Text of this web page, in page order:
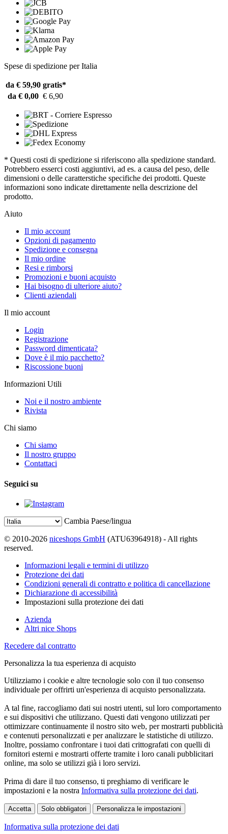
Spese di spedizione per Italia
da € 59,90 gratis*
da € 0,00 € 6,90
* Questi costi di spedizione si riferiscono alla spedizione standard.
Potrebbero esserci costi aggiuntivi, ad es. a causa del peso, delle
dimensioni o delle caratterstiche specifiche dei prodotti. Queste
informazioni sono indicate direttamente nella descrizione del
prodotto.
Aiuto
Il mio account
Opzioni di pagamento
Spedizione e consegna
Il mio ordine
Resi e rimborsi
Promozioni e buoni acquisto
Hai bisogno di ulteriore aiuto?
Clienti aziendali
Il mio account
Login
Registrazione
Password dimenticata?
Dove è il mio pacchetto?
Riscossione buoni
Informazioni Utili
Noi e il nostro ambiente
Rivista
Chi siamo
Chi siamo
Il nostro gruppo
Contattaci
Seguici su
Cambia Paese/lingua
© 2010-2026 niceshops GmbH (ATU63964918) - All rights
reserved.
Informazioni legali e termini di utilizzo
Protezione dei dati
Condizioni generali di contratto e politica di cancellazione
Dichiarazione di accessibilità
Impostazioni sulla protezione dei dati
Azienda
Altri nice Shops
Recedere dal contratto
Personalizza la tua esperienza di acquisto
Utilizziamo i cookie e altre tecnologie solo con il tuo consenso
individuale per offrirti un'esperienza di acquisto personalizzata.
A tal fine, raccogliamo dati sui nostri utenti, sul loro comportamento
e sui dispositivi che utilizzano. Questi dati vengono utilizzati per
ottimizzare continuamente il nostro sito web, per mostrarti pubblicità
e contenuti personalizzati e per analizzare le statistiche di utilizzo.
Inoltre, possiamo confrontare i tuoi dati crittografati con quelli di
fornitori esterni e mostrarti offerte tramite i loro canali pubblicitari
online, ma solo se utilizzi già i loro servizi.
Prima di dare il tuo consenso, ti preghiamo di verificare le
impostazioni e la nostra Informativa sulla protezione dei dati.
Accetta Solo obbligatori Personalizza le impostazioni
Informativa sulla protezione dei dati